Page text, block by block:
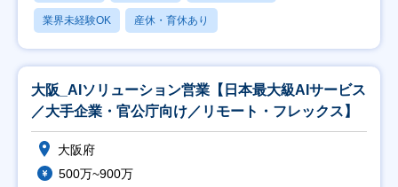
業界未経験OK 産休・育休あり
大阪_AIソリューション営業【日本最大級AIサービス
／大手企業・官公庁向け／リモート・フレックス】
大阪府
500万~900万